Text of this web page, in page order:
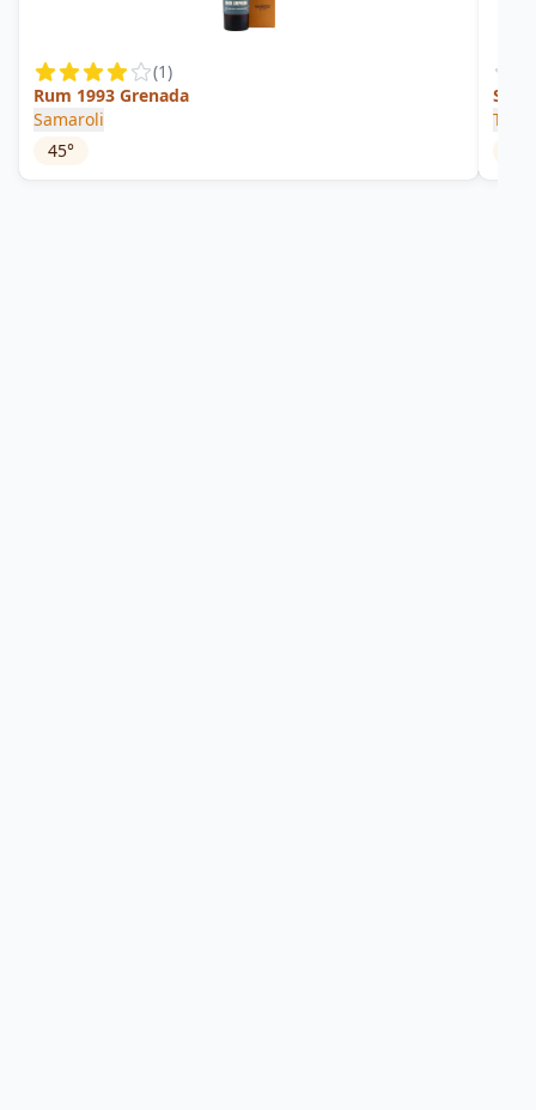
(1)
Rum 1993 Grenada
Samaroli
45°
That